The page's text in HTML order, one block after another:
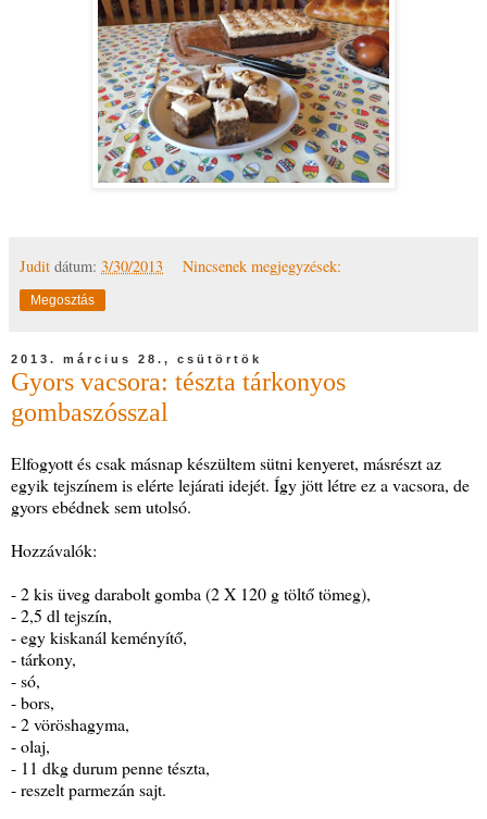
Judit dátum: 3/30/2013 Nincsenek megjegyzések:
Megosztás
2013. március 28., csütörtök
Gyors vacsora: tészta tárkonyos
gombaszósszal
Elfogyott és csak másnap készültem sütni kenyeret, másrészt az
egyik tejszínem is elérte lejárati idejét. Így jött létre ez a vacsora, de
gyors ebédnek sem utolsó.
Hozzávalók:
- 2 kis üveg darabolt gomba (2 X 120 g töltő tömeg),
- 2,5 dl tejszín,
- egy kiskanál keményítő,
- tárkony,
- só,
- bors,
- 2 vöröshagyma,
- olaj,
- 11 dkg durum penne tészta,
- reszelt parmezán sajt.